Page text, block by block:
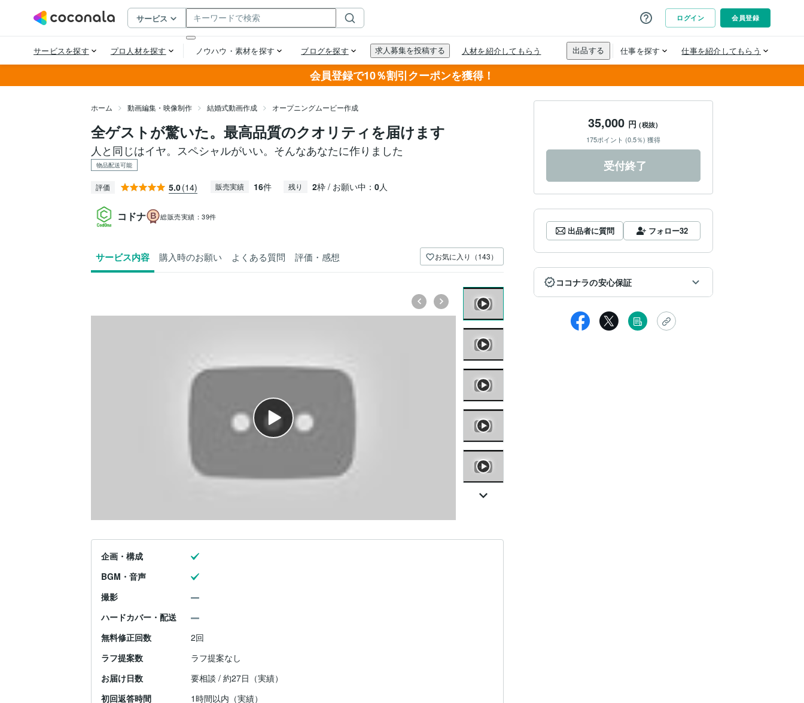
会員登録で10％割引クーポンを獲得！
ホーム 動画編集・映像制作 結婚式動画作成 オープニングムービー作成
全ゲストが驚いた。最高品質のクオリティを届けます
人と同じはイヤ。スペシャルがいい。そんなあなたに作りました
物品配送可能
評価 5.0(14) 販売実績 16件 残り 2枠 / お願い中： 0人
コドナ 総販売実績：39件
サービス内容 購入時のお願い よくある質問 評価・感想 お気に入り（143）
企画・構成
BGM・音声
撮影
ハードカバー・配送
無料修正回数
2回
ラフ提案数
ラフ提案なし
お届け日数
要相談 / 約27日（実績）
初回返答時間
1時間以内（実績）
35,000 円(税抜)
175ポイント (0.5％) 獲得
受付終了
出品者に質問 フォロー32
ココナラの安心保証